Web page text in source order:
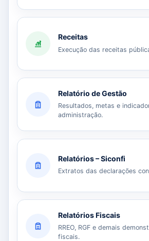
Receitas
Execução das receitas
Relatório de Gestão
Resultados, metas e
administração.
Relatórios – Siconfi
Extratos das declarações
Relatórios Fiscais
RREO, RGF e demais
fiscais.